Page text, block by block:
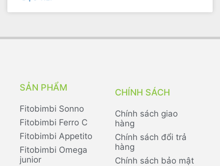
SẢN PHẨM
Fitobimbi Sonno
Fitobimbi Ferro C
Fitobimbi Appetito
Fitobimbi Omega
junior
CHÍNH SÁCH
Chính sách giao
hàng
Chính sách đổi trả
hàng
Chính sách bảo mật